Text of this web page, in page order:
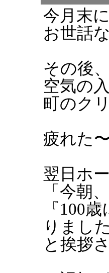
今月末
お世話
その後
空気の
町のク
疲れた〜
翌日ホ
「今朝
『100
りまし
と挨拶